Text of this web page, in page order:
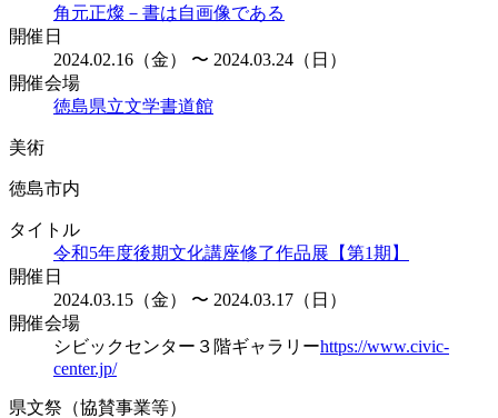
角元正燦－書は自画像である
開催日
2024.02.16（金） 〜 2024.03.24（日）
開催会場
徳島県立文学書道館
美術
徳島市内
タイトル
令和5年度後期文化講座修了作品展【第1期】
開催日
2024.03.15（金） 〜 2024.03.17（日）
開催会場
シビックセンター３階ギャラリーhttps://www.civic-
center.jp/
県文祭（協賛事業等）